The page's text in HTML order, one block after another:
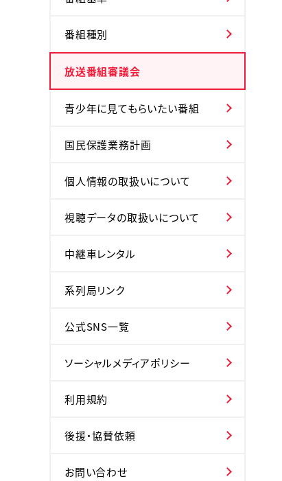
番組種別
放送番組審議会
青少年に見てもらいたい番組
国民保護業務計画
個人情報の取扱いについて
視聴データの取扱いについて
中継車レンタル
系列局リンク
公式SNS一覧
ソーシャルメディアポリシー
利用規約
後援・協賛依頼
お問い合わせ